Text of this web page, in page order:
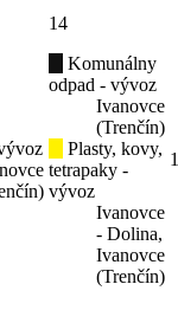
14
Komunálny
odpad - vývoz
Ivanovce
(Trenčín)
Plasty, kovy,
tetrapaky -
vývoz
Ivanovce
- Dolina,
Ivanovce
(Trenčín)